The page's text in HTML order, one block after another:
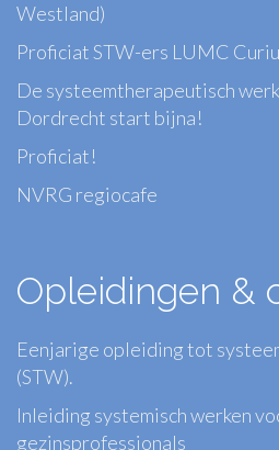
Westland)
Proficiat STW-ers LUMC
De systeemtherapeutisch
Dordrecht start bijna!
Proficiat!
NVRG regiocafe
Opleidingen &
Eenjarige opleiding tot
(STW).
Inleiding systemisch werken
gezinsprofessionals